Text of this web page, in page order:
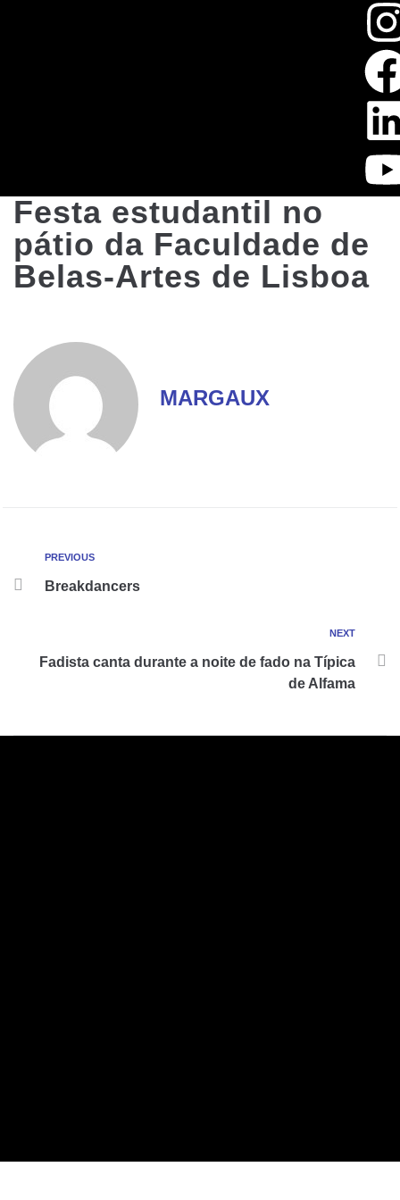
Festa estudantil no
pátio da Faculdade de
Belas-Artes de Lisboa
MARGAUX
PREVIOUS
Breakdancers
NEXT
Fadista canta durante a noite de fado na Típica
de Alfama